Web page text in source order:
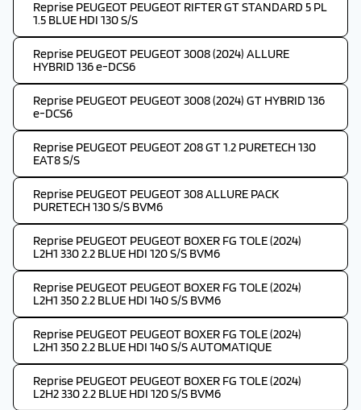
Reprise PEUGEOT PEUGEOT RIFTER GT STANDARD 5 PL
1.5 BLUE HDI 130 S/S
Reprise PEUGEOT PEUGEOT 3008 (2024) ALLURE
HYBRID 136 e-DCS6
Reprise PEUGEOT PEUGEOT 3008 (2024) GT HYBRID 136
e-DCS6
Reprise PEUGEOT PEUGEOT 208 GT 1.2 PURETECH 130
EAT8 S/S
Reprise PEUGEOT PEUGEOT 308 ALLURE PACK
PURETECH 130 S/S BVM6
Reprise PEUGEOT PEUGEOT BOXER FG TOLE (2024)
L2H1 330 2.2 BLUE HDI 120 S/S BVM6
Reprise PEUGEOT PEUGEOT BOXER FG TOLE (2024)
L2H1 350 2.2 BLUE HDI 140 S/S BVM6
Reprise PEUGEOT PEUGEOT BOXER FG TOLE (2024)
L2H1 350 2.2 BLUE HDI 140 S/S AUTOMATIQUE
Reprise PEUGEOT PEUGEOT BOXER FG TOLE (2024)
L2H2 330 2.2 BLUE HDI 120 S/S BVM6